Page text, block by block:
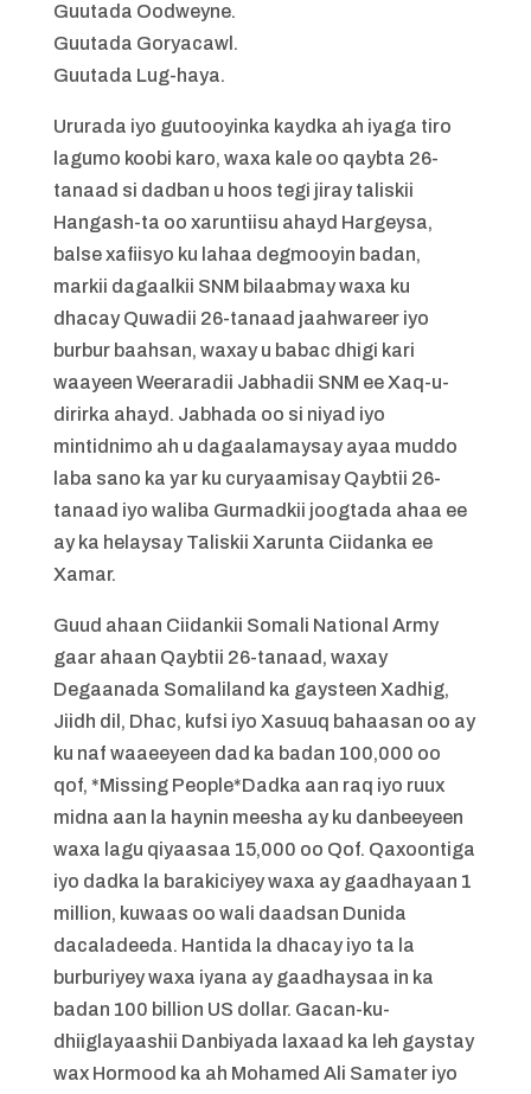
Guutada Oodweyne.
Guutada Goryacawl.
Guutada Lug-haya.
Ururada iyo guutooyinka kaydka ah iyaga tiro
lagumo koobi karo, waxa kale oo qaybta 26-
tanaad si dadban u hoos tegi jiray taliskii
Hangash-ta oo xaruntiisu ahayd Hargeysa,
balse xafiisyo ku lahaa degmooyin badan,
markii dagaalkii SNM bilaabmay waxa ku
dhacay Quwadii 26-tanaad jaahwareer iyo
burbur baahsan, waxay u babac dhigi kari
waayeen Weeraradii Jabhadii SNM ee Xaq-u-
dirirka ahayd. Jabhada oo si niyad iyo
mintidnimo ah u dagaalamaysay ayaa muddo
laba sano ka yar ku curyaamisay Qaybtii 26-
tanaad iyo waliba Gurmadkii joogtada ahaa ee
ay ka helaysay Taliskii Xarunta Ciidanka ee
Xamar.
Guud ahaan Ciidankii Somali National Army
gaar ahaan Qaybtii 26-tanaad, waxay
Degaanada Somaliland ka gaysteen Xadhig,
Jiidh dil, Dhac, kufsi iyo Xasuuq bahaasan oo ay
ku naf waaeeyeen dad ka badan 100,000 oo
qof, *Missing People*Dadka aan raq iyo ruux
midna aan la haynin meesha ay ku danbeeyeen
waxa lagu qiyaasaa 15,000 oo Qof. Qaxoontiga
iyo dadka la barakiciyey waxa ay gaadhayaan 1
million, kuwaas oo wali daadsan Dunida
dacaladeeda. Hantida la dhacay iyo ta la
burburiyey waxa iyana ay gaadhaysaa in ka
badan 100 billion US dollar. Gacan-ku-
dhiiglayaashii Danbiyada laxaad ka leh gaystay
wax Hormood ka ah Mohamed Ali Samater iyo